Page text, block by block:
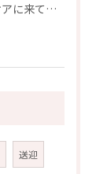
🛁🫧美容ケアに来てくれたお友達🫧🛁
送迎